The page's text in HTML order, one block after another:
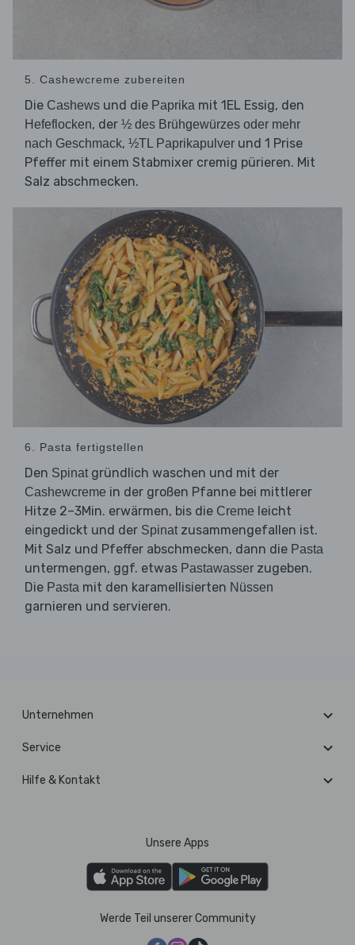
5. Cashewcreme zubereiten
Die Cashews und die Paprika mit 1EL Essig, den
Hefeflocken, der ½ des Brühgewürzes oder mehr
nach Geschmack, ½TL Paprikapulver und 1 Prise
Pfeffer mit einem Stabmixer cremig pürieren. Mit
Salz abschmecken.
6. Pasta fertigstellen
Den Spinatgründlich waschen und mit der
Cashewcreme in der großen Pfanne bei mittlerer
Hitze 2–3Min. erwärmen, bis die Creme leicht
eingedickt und der Spinatzusammengefallen ist.
Mit Salz und Pfeffer abschmecken, dann die Pasta
untermengen, ggf. etwas Pastawasser zugeben.
Die Pasta mit den karamellisierten Nüssen
garnieren und servieren.
Unternehmen
Service
Hilfe & Kontakt
Unsere Apps
Werde Teil unserer Community